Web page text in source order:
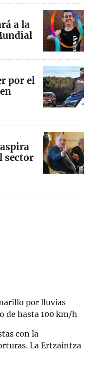
a la
por el
sector
por lluvias
de hasta 100 km/h
con la
La Ertzaintza